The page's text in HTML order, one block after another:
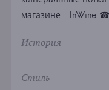
магазине - InWine
История
Стиль